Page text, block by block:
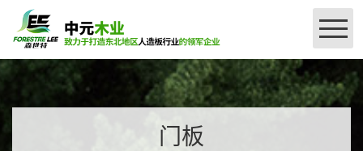
网站首页
门板